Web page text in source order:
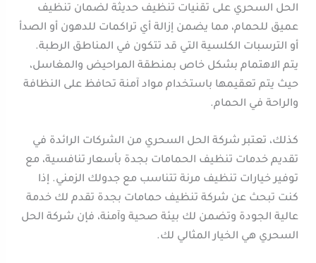
الحل السحري على تقنيات تنظيف حديثة لضمان تنظيف
عميق للحمام، مما يضمن إزالة أي تراكمات للدهون أو الصدأ
أو الترسبات الكلسية التي قد تتكون في المناطق الرطبة.
يتم الاهتمام بشكل خاص بمنطقة المراحيض والمغاسل،
حيث يتم تعقيمها باستخدام مواد آمنة تحافظ على النظافة
والراحة في الحمام.
كذلك، تعتبر شركة الحل السحري من الشركات الرائدة في
تقديم خدمات تنظيف الحمامات بجدة بأسعار تنافسية، مع
توفير خيارات تنظيف مرنة تتناسب مع جدولك الزمني. إذا
كنت تبحث عن شركة تنظيف حمامات بجدة تقدم لك خدمة
عالية الجودة وتضمن لك بيئة صحية وآمنة، فإن شركة الحل
السحري هي الخيار المثالي لك.